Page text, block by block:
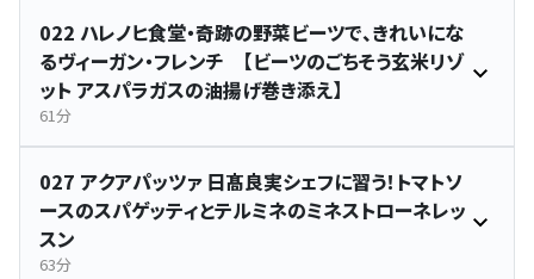
022 ハレノヒ食堂・奇跡の野菜ビーツで、きれいにな
るヴィーガン・フレンチ 【ビーツのごちそう玄米リゾ
ット アスパラガスの油揚げ巻き添え】
61分
027 アクアパッツァ 日髙良実シェフに習う！トマトソ
ースのスパゲッティとテルミネのミネストローネレッ
スン
63分